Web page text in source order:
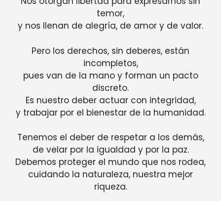
temor,
y nos llenan de alegría, de amor y de valor.
Pero los derechos, sin deberes, están
incompletos,
pues van de la mano y forman un pacto
discreto.
Es nuestro deber actuar con integridad,
y trabajar por el bienestar de la humanidad.
Tenemos el deber de respetar a los demás,
de velar por la igualdad y por la paz.
Debemos proteger el mundo que nos rodea,
cuidando la naturaleza, nuestra mejor
riqueza.